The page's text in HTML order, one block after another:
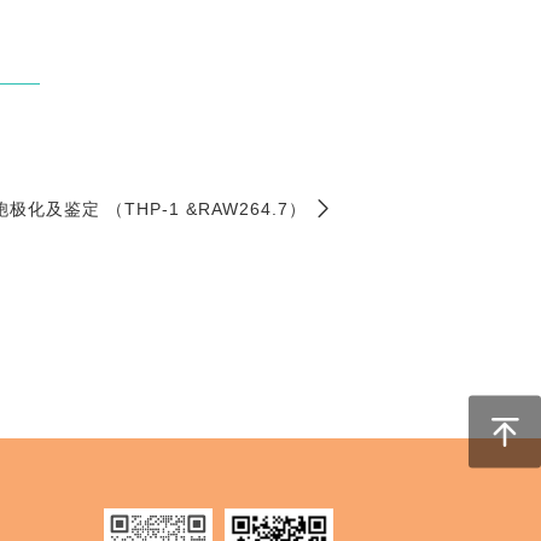
极化及鉴定 （THP-1 &RAW264.7）